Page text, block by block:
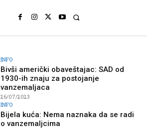
INFO
Bivši američki obaveštajac: SAD od
1930-ih znaju za postojanje
vanzemaljaca
26/07/2023
INFO
Bijela kuća: Nema naznaka da se radi
o vanzemaljcima